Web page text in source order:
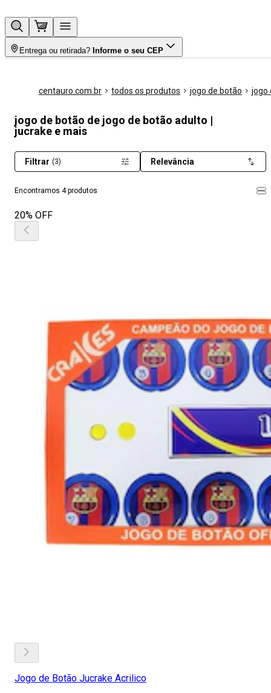
Entrega ou retirada? Informe o seu CEP
centauro.com.br todos os produtos jogo de botão jogo
jogo de botão de jogo de botão adulto |
jucrake e mais
Encontramos 4 produtos
Filtrar (3) Relevância
20% OFF
Jogo de Botão Jucrake Acrilico